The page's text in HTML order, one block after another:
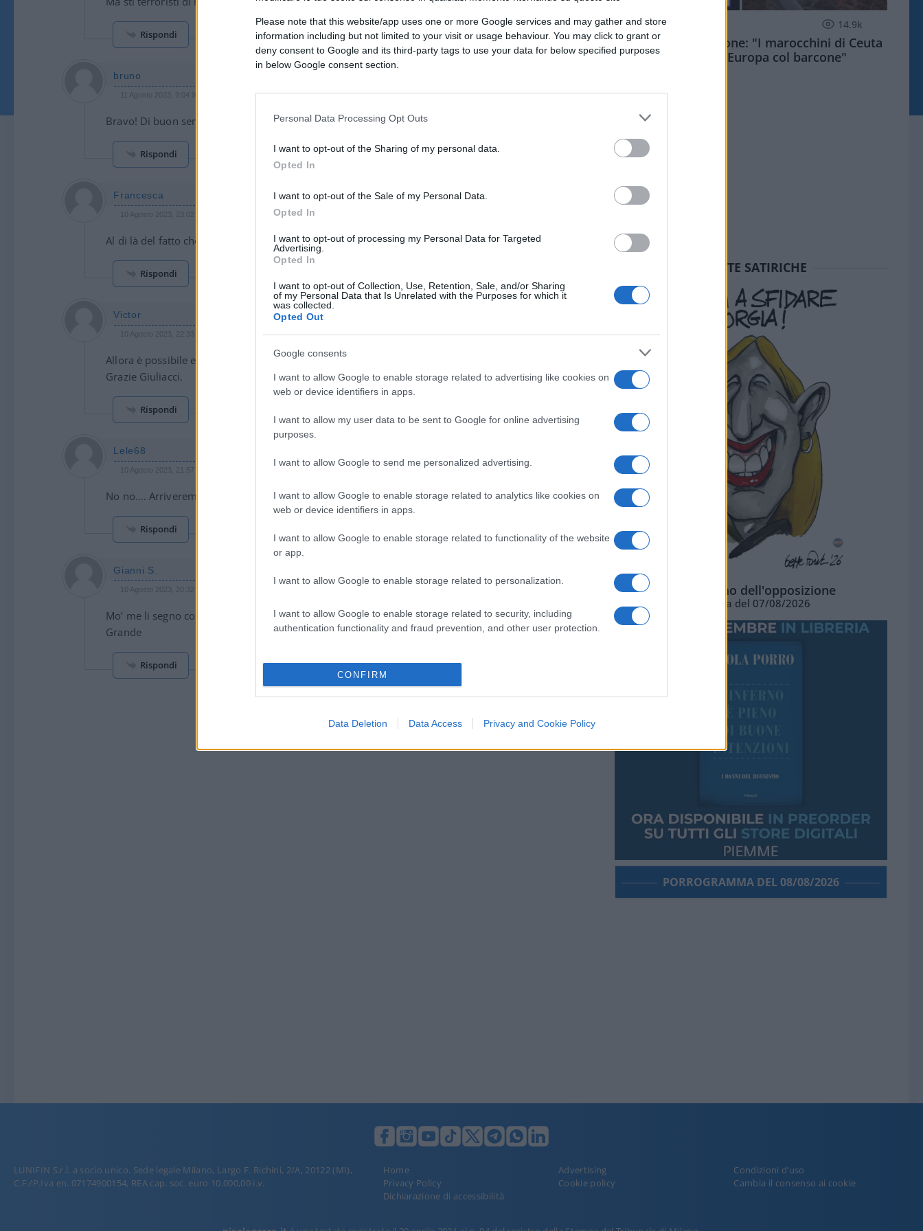
Please note that this website/app uses one or more Google services and may gather and store
information including but not limited to your visit or usage behaviour. You may click to grant or
deny consent to Google and its third-party tags to use your data for below specified purposes
in below Google consent section.
Personal Data Processing Opt Outs
I want to opt-out of the Sharing of my personal data.
Opted In
I want to opt-out of the Sale of my Personal Data.
Opted In
I want to opt-out of processing my Personal Data for Targeted
Advertising.
Opted In
I want to opt-out of Collection, Use, Retention, Sale, and/or Sharing
of my Personal Data that Is Unrelated with the Purposes for which it
was collected.
Opted Out
Google consents
I want to allow Google to enable storage related to advertising like cookies on
web or device identifiers in apps.
I want to allow my user data to be sent to Google for online advertising
purposes.
I want to allow Google to send me personalized advertising.
I want to allow Google to enable storage related to analytics like cookies on
web or device identifiers in apps.
I want to allow Google to enable storage related to functionality of the website
or app.
I want to allow Google to enable storage related to personalization.
I want to allow Google to enable storage related to security, including
authentication functionality and fraud prevention, and other user protection.
CONFIRM
Data Deletion Data Access Privacy and Cookie Policy
Rispondi
bruno
11 Agosto 2023, 9:04 9:04
Bravo! Di buon senso vi e’ bisogno di questi tempi.
Rispondi
Francesca
10 Agosto 2023, 23:02 23:02
Al di là del fatto che “Poggia” immagino sia Foggia, ma “Farnese” CAPOLUOGO di regione?
Rispondi
Victor
10 Agosto 2023, 22:33 22:33
Allora è possibile essere meteorologi e, allo stesso tempo, persone oneste intellettualmente.
Grazie Giuliacci.
Rispondi
Lele68
10 Agosto 2023, 21:57 21:57
No no…. Arriveremo a minimo 55 gradi in tutta Italia, devo risparmiare sul gas e cuocere la pasta.
Rispondi
Gianni S.
10 Agosto 2023, 20:32 20:32
Mo’ me li segno colonnello.
Grande
Rispondi
ESTERI 14.9k
Meloni aveva ragione: "I marocchini di Ceuta
sbarcano in Europa col barcone"
SEDUTE SATIRICHE
L'ottimismo dell'opposizione
Vignetta del 07/08/2026
PORROGRAMMA DEL 08/08/2026
LUNIFIN S.r.l. a socio unico. Sede legale Milano, Largo F. Richini, 2/A, 20122 (MI),
C.F./P.Iva en. 07174900154, REA cap. soc. euro 10.000,00 i.v.
Home Advertising
Condizioni d’uso
Privacy Policy
Cookie policy
Cambia il consenso ai cookie
Dichiarazione di accessibilità